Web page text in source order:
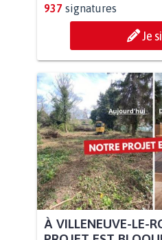
937 signatures
Je
À VILLENEUVE-LE-